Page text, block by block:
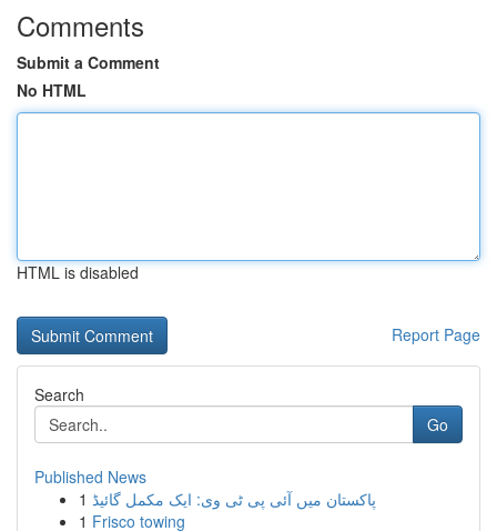
Comments
Submit a Comment
No HTML
HTML is disabled
Report Page
Search
Go
Published News
1 پاکستان میں آئی پی ٹی وی: ایک مکمل گائیڈ
1 Frisco towing